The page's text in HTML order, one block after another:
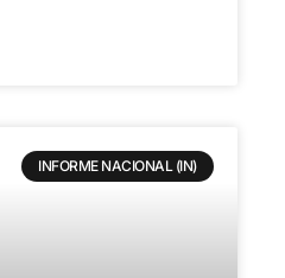
INFORME NACIONAL (IN)